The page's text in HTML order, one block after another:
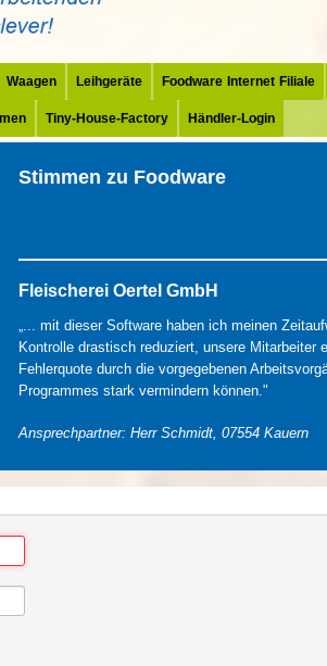
Waagen Leihgeräte Foodware Internet Filiale
Tiny-House-Factory Händler-Login
Stimmen zu Foodware
Fleischerei Oertel GmbH
„... mit dieser Software haben ich meinen
Kontrolle drastisch reduziert, unsere Mitarbeiter
Fehlerquote durch die vorgegebenen
Programmes stark vermindern können."
Ansprechpartner: Herr Schmidt, 07554 Kauern